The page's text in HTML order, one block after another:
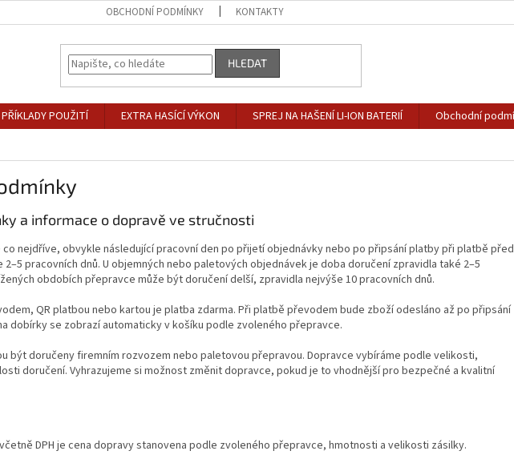
OBCHODNÍ PODMÍNKY KONTAKTY
HLEDAT
PŘÍKLADY POUŽITÍ EXTRA HASÍCÍ VÝKON SPREJ NA HAŠENÍ LI-ION BATERIÍ Obchodní
a informace o dopravě ve stručnosti
nejdříve, obvykle následující pracovní den po přijetí objednávky nebo po připsání platby při platbě
2–5 pracovních dnů. U objemných nebo paletových objednávek je doba doručení zpravidla také 2–5
obdobích přepravce může být doručení delší, zpravidla nejvýše 10 pracovních dnů.
QR platbou nebo kartou je platba zdarma. Při platbě převodem bude zboží odesláno až po připsání
dobírky se zobrazí automaticky v košíku podle zvoleného přepravce.
být doručeny firemním rozvozem nebo paletovou přepravou. Dopravce vybíráme podle velikosti,
doručení. Vyhrazujeme si možnost změnit dopravce, pokud je to vhodnější pro bezpečné a kvalitní
DPH je cena dopravy stanovena podle zvoleného přepravce, hmotnosti a velikosti zásilky.